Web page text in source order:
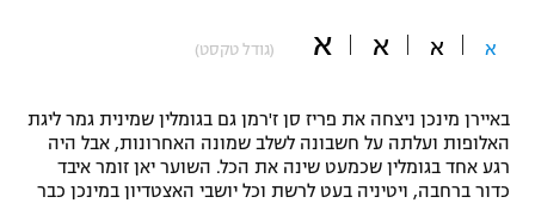
תקנון עבור פעילות אלקטרה
תקנון עבור פעילות ספורט 1 – "מרלן"
גיימינג E-Sports
כדורמים
פוטבול אמריקאי NFL
בייסבול MLB
א א א א (גודל טקסט)
באיירן מינכן ניצחה את פריז סן ז'רמן גם בגומלין שמינית גמר ליגת
האלופות ועלתה על חשבונה לשלב שמונה האחרונות, אבל היה
רגע אחד בגומלין שכמעט שינה את הכל. השוער יאן זומר איבד
כדור ברחבה, ויטיניה בעט לרשת וכל יושבי האצטדיון במינכן כבר